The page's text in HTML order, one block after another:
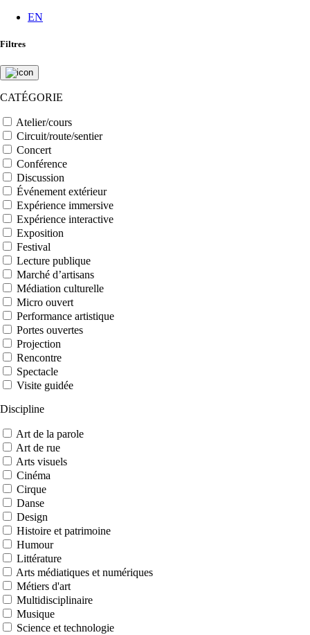
EN
Filtres
CATÉGORIE
Atelier/cours
Circuit/route/sentier
Concert
Conférence
Discussion
Événement extérieur
Expérience immersive
Expérience interactive
Exposition
Festival
Lecture publique
Marché d’artisans
Médiation culturelle
Micro ouvert
Performance artistique
Portes ouvertes
Projection
Rencontre
Spectacle
Visite guidée
Discipline
Art de la parole
Art de rue
Arts visuels
Cinéma
Cirque
Danse
Design
Histoire et patrimoine
Humour
Littérature
Arts médiatiques et numériques
Métiers d'art
Multidisciplinaire
Musique
Science et technologie